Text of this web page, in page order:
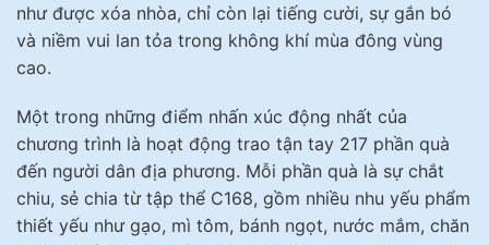
như được xóa nhòa, chỉ còn lại tiếng cười, sự gắn bó
và niềm vui lan tỏa trong không khí mùa đông vùng
cao.
Một trong những điểm nhấn xúc động nhất của
chương trình là hoạt động trao tận tay 217 phần quà
đến người dân địa phương. Mỗi phần quà là sự chắt
chiu, sẻ chia từ tập thể C168, gồm nhiều nhu yếu phẩm
thiết yếu như gạo, mì tôm, bánh ngọt, nước mắm, chăn